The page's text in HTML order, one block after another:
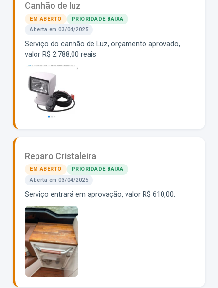
Canhão de luz
EM ABERTO
PRIORIDADE BAIXA
Aberta em 03/04/2025
Serviço do canhão de Luz, orçamento aprovado,
valor R$ 2.788,00 reais
Reparo Cristaleira
EM ABERTO
PRIORIDADE BAIXA
Aberta em 03/04/2025
Serviço entrará em aprovação, valor R$ 610,00.